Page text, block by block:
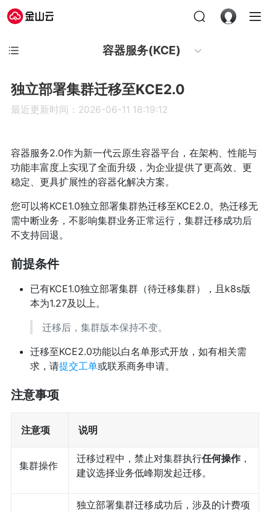
容器服务(KCE)
独立部署集群迁移至KCE2.0
最近更新时间：2026-06-11 18:19:12
容器服务2.0作为新一代云原生容器平台，在架构、性能与
功能丰富度上实现了全面升级，为企业提供了更高效、更
稳定、更具扩展性的容器化解决方案。
您可以将KCE1.0独立部署集群热迁移至KCE2.0。热迁移无
需中断业务，不影响集群业务正常运行，集群迁移成功后
不支持回退。
前提条件
已有KCE1.0独立部署集群（待迁移集群），且k8s版
本为1.27及以上。
迁移后，集群版本保持不变。
迁移至KCE2.0功能以白名单形式开放，如有相关需
求，请提交工单或联系商务申请。
注意事项
注意项 说明
集群操作
迁移过程中，禁止对集群执行任何操作，
建议选择业务低峰期发起迁移。
独立部署集群迁移成功后，涉及的计费项